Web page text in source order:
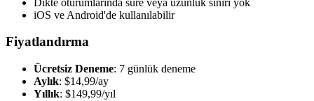
iOS ve Android'de kullanılabilir
Fiyatlandırma
Ücretsiz Deneme: 7 günlük deneme
Aylık: $14,99/ay
Yıllık: $149,99/yıl